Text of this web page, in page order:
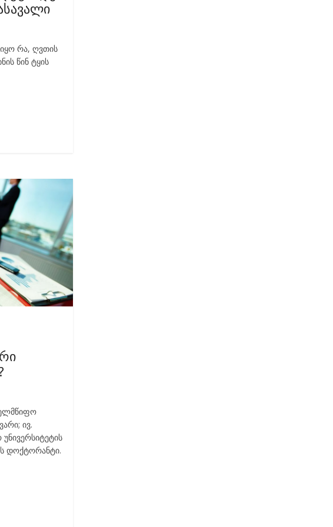
რა, ღვთის
წინ ტყის
ივ.
დოქტორანტი.